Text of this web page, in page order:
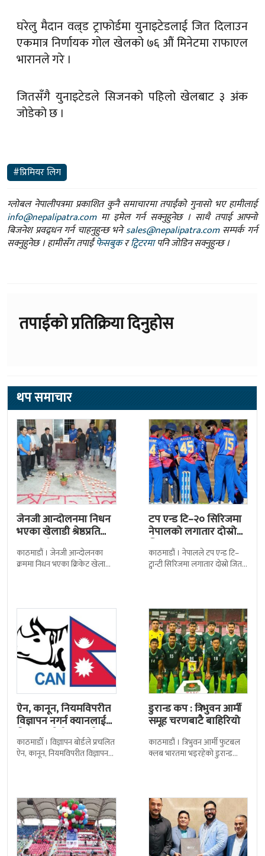
घरेलु मैदान वल्र्ड ट्राफोर्डमा युनाइटेडलाई जित दिलाउन
एकमात्र निर्णायक गोल खेलको ७६ औं मिनेटमा राफाएल
भारानले गरे ।
जितसँगै युनाइटेडले सिजनको पहिलो खेलबाट ३ अंक
जोडेको छ ।
#प्रिमियर लिग
ग्लोबल नेपालीपत्रमा प्रकाशित कुनै समाचारमा तपाईंको गुनासो भए हामीलाई
info@nepalipatra.comमा इमेल गर्न सक्नुहुनेछ । साथै तपाई आफ्नो
बिजनेश प्रवद्र्धन गर्न चाहनुहुन्छ भनेsales@nepalipatra.comसम्पर्क गर्न
सक्नुहुनेछ । हामीसँग तपाईंफेसबुकरट्विटरमापनि जोडिन सक्नुहुन्छ ।
तपाईको प्रतिक्रिया दिनुहोस
थप समाचार
जेनजी आन्दोलनमा निधन
भएका खेलाडी श्रेष्ठप्रति
श्रद्धाञ्जली
काठमाडौं । जेनजी आन्दोलनका
क्रममा निधन भएका क्रिकेट खेलाडी
टप एन्ड टि–२० सिरिजमा
नेपालको लगातार दोस्रो
जित
काठमाडौं । नेपालले टप एन्ड टि–
ट्वान्टी सिरिजमा लगातार दोस्रो जित
ऐन, कानून, नियमविपरीत
विज्ञापन नगर्न क्यानलाई
विज्ञापन बोर्डद्वारा सचेत
काठमाडाैँ । विज्ञापन बोर्डले प्रचलित
ऐन, कानून, नियमविपरीत विज्ञापन
डुरान्ड कप : त्रिभुवन आर्मी
समूह चरणबाटै बाहिरियो
काठमाडौं । त्रिभुवन आर्मी फुटबल
क्लब भारतमा भइरहेको डुरान्ड